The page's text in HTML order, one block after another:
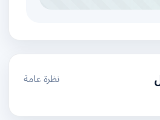
نظرة عامة